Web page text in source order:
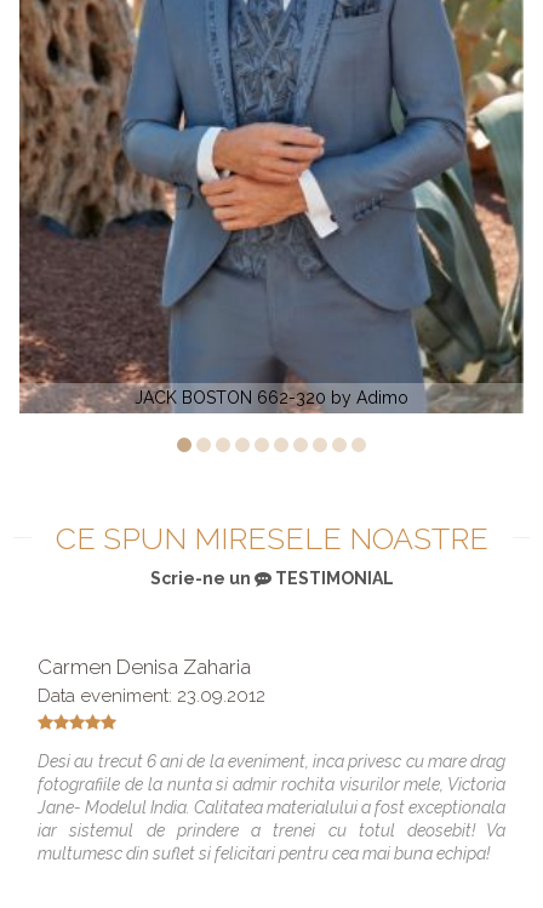
by Adimo Eddy K. Uomo
CE SPUN MIRESELE NOASTRE
Scrie-ne un TESTIMONIAL
Carmen Denisa Zaharia
Data eveniment: 23.09.2012
Desi au trecut 6 ani de la eveniment, inca privesc cu mare drag
fotografiile de la nunta si admir rochita visurilor mele, Victoria
Jane- Modelul India. Calitatea materialului a fost exceptionala
iar sistemul de prindere a trenei cu totul deosebit! Va
multumesc din suflet si felicitari pentru cea mai buna echipa!